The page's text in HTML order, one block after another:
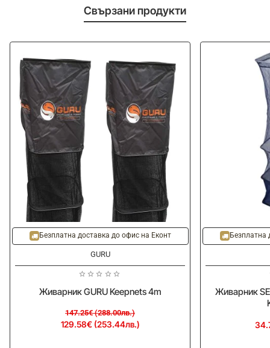
Свързани продукти
-12%
Безплатна доставка до офис на Еконт
GURU
Живарник GURU Keepnets 4m
129.58€ (253.44лв.)
147.25€ (288.00лв.)
Безплатна
Живарник